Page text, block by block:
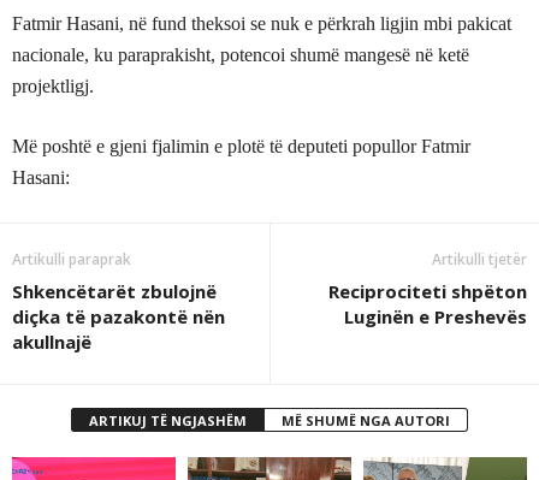
Fatmir Hasani, në fund theksoi se nuk e përkrah ligjin mbi pakicat
nacionale, ku paraprakisht, potencoi shumë mangesë në ketë
projektligj.
Më poshtë e gjeni fjalimin e plotë të deputeti popullor Fatmir
Hasani:
Artikulli paraprak
Shkencëtarët zbulojnë
diçka të pazakontë nën
akullnajë
Artikulli tjetër
Reciprociteti shpëton
Luginën e Preshevës
ARTIKUJ TË NGJASHËM MË SHUMË NGA AUTORI